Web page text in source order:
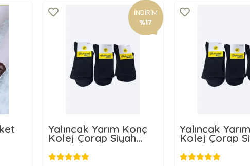
İNDİRİM
%17
Yalıncak Yarım Konç
Kolej Çorap Siyah
Renk 12 Adet
Desensiz Model
Yalıncak
Kolej Çorap
Renk 6 Adet
Model